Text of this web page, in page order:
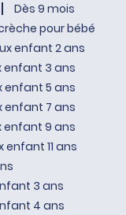
Dès 9 mois
pour bébé
enfant 2 ans
enfant 3 ans
enfant 5 ans
enfant 7 ans
enfant 9 ans
enfant 11 ans
3 ans
4 ans